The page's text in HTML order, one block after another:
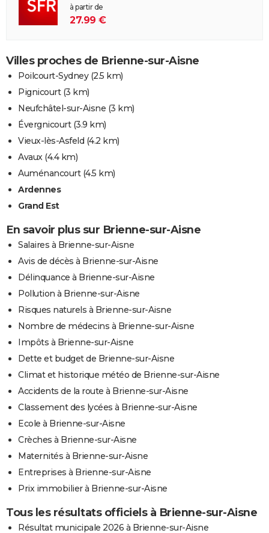
à partir de
27.99 €
Villes proches de Brienne-sur-Aisne
Poilcourt-Sydney(2.5 km)
Pignicourt(3 km)
Neufchâtel-sur-Aisne (3 km)
Évergnicourt(3.9 km)
Vieux-lès-Asfeld (4.2 km)
Avaux (4.4 km)
Auménancourt(4.5 km)
Ardennes
Grand Est
En savoir plus sur Brienne-sur-Aisne
Salaires à Brienne-sur-Aisne
Avis de décès à Brienne-sur-Aisne
Délinquance à Brienne-sur-Aisne
Pollution à Brienne-sur-Aisne
Risques naturels à Brienne-sur-Aisne
Nombre de médecins à Brienne-sur-Aisne
Impôts à Brienne-sur-Aisne
Dette et budget de Brienne-sur-Aisne
Climat et historique météo de Brienne-sur-Aisne
Accidents de la route à Brienne-sur-Aisne
Classement des lycées à Brienne-sur-Aisne
Ecole à Brienne-sur-Aisne
Crèches à Brienne-sur-Aisne
Maternités à Brienne-sur-Aisne
Entreprises à Brienne-sur-Aisne
Prix immobilier à Brienne-sur-Aisne
Tous les résultats officiels à Brienne-sur-Aisne
Résultat municipale 2026 à Brienne-sur-Aisne